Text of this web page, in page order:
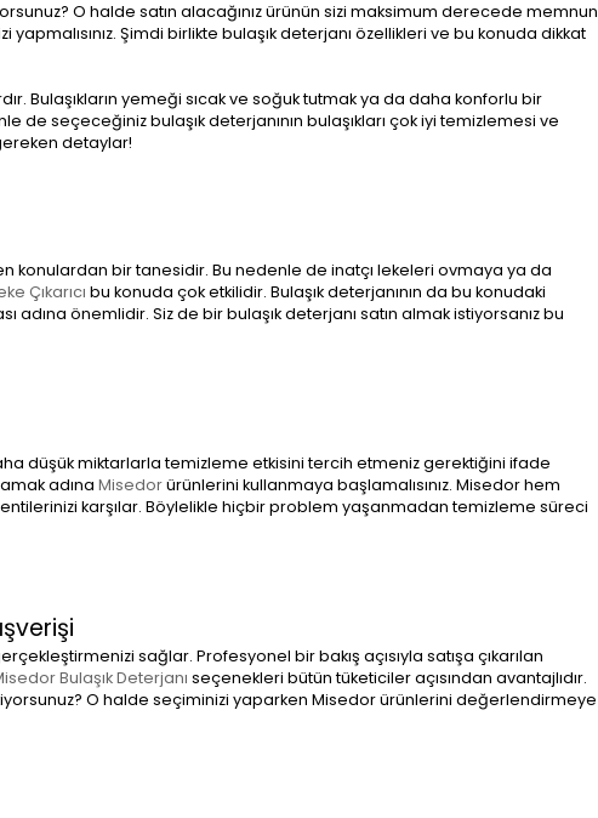
O halde satın alacağınız ürünün sizi maksimum derecede memnun
Şimdi birlikte bulaşık deterjanı özellikleri ve bu konuda dikkat
Bulaşıkların yemeği sıcak ve soğuk tutmak ya da daha konforlu bir
seçeceğiniz bulaşık deterjanının bulaşıkları çok iyi temizlemesi ve
detaylar!
konulardan bir tanesidir. Bu nedenle de inatçı lekeleri ovmaya ya da
Çıkarıcı bu konuda çok etkilidir. Bulaşık deterjanının da bu konudaki
önemlidir. Siz de bir bulaşık deterjanı satın almak istiyorsanız bu
düşük miktarlarla temizleme etkisini tercih etmeniz gerektiğini ifade
adına Misedorürünlerini kullanmaya başlamalısınız. Misedor hem
karşılar. Böylelikle hiçbir problem yaşanmadan temizleme süreci
sağlar. Profesyonel bir bakış açısıyla satışa çıkarılan
Bulaşık Deterjanı seçenekleri bütün tüketiciler açısından avantajlıdır.
O halde seçiminizi yaparken Misedor ürünlerini değerlendirmeye